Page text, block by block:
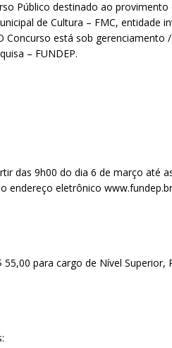
Público destinado ao
de Cultura – FMC, entidade
Concurso está sob gerenciamento
– FUNDEP.
das 9h00 do dia 6 de março até
endereço eletrônico
para cargo de Nível Superior,